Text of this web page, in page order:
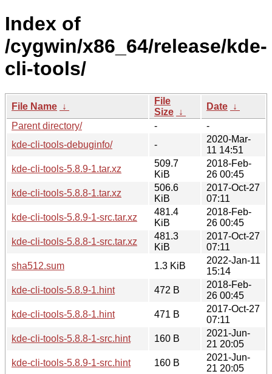
Index of
/cygwin/x86_64/release/kde-
cli-tools/
File Name ↓
File
Size ↓
Date ↓
Parent directory/
-
-
kde-cli-tools-debuginfo/
-
2020-Mar-
11 14:51
kde-cli-tools-5.8.9-1.tar.xz
509.7
KiB
2018-Feb-
26 00:45
kde-cli-tools-5.8.8-1.tar.xz
506.6
KiB
2017-Oct-27
07:11
kde-cli-tools-5.8.9-1-src.tar.xz
481.4
KiB
2018-Feb-
26 00:45
kde-cli-tools-5.8.8-1-src.tar.xz
481.3
KiB
2017-Oct-27
07:11
sha512.sum
1.3 KiB
2022-Jan-11
15:14
kde-cli-tools-5.8.9-1.hint
472 B
2018-Feb-
26 00:45
kde-cli-tools-5.8.8-1.hint
471 B
2017-Oct-27
07:11
kde-cli-tools-5.8.8-1-src.hint
160 B
2021-Jun-
21 20:05
kde-cli-tools-5.8.9-1-src.hint
160 B
2021-Jun-
21 20:05